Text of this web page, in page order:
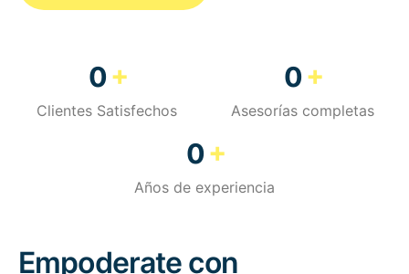
0+
Clientes Satisfechos
0+
Asesorías completas
0+
Años de experiencia
Empoderate con